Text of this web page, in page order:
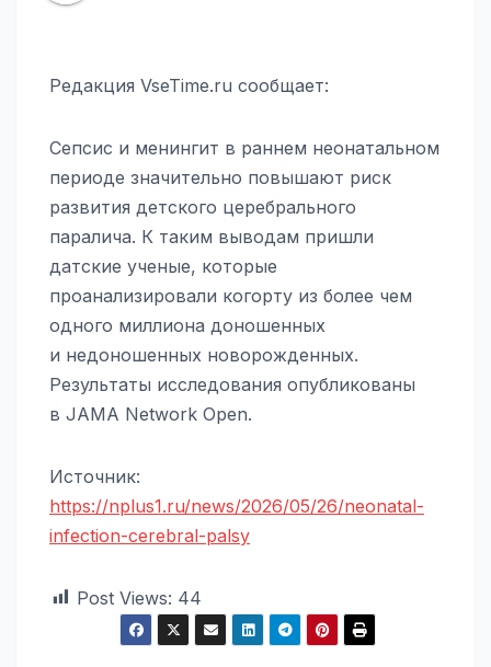
Редакция VseTime.ru сообщает:
Сепсис и менингит в раннем неонатальном
периоде значительно повышают риск
развития детского церебрального
паралича. К таким выводам пришли
датские ученые, которые
проанализировали когорту из более чем
одного миллиона доношенных
и недоношенных новорожденных.
Результаты исследования опубликованы
в JAMA Network Open.
Источник:
https://nplus1.ru/news/2026/05/26/neonatal-
infection-cerebral-palsy
Post Views: 44